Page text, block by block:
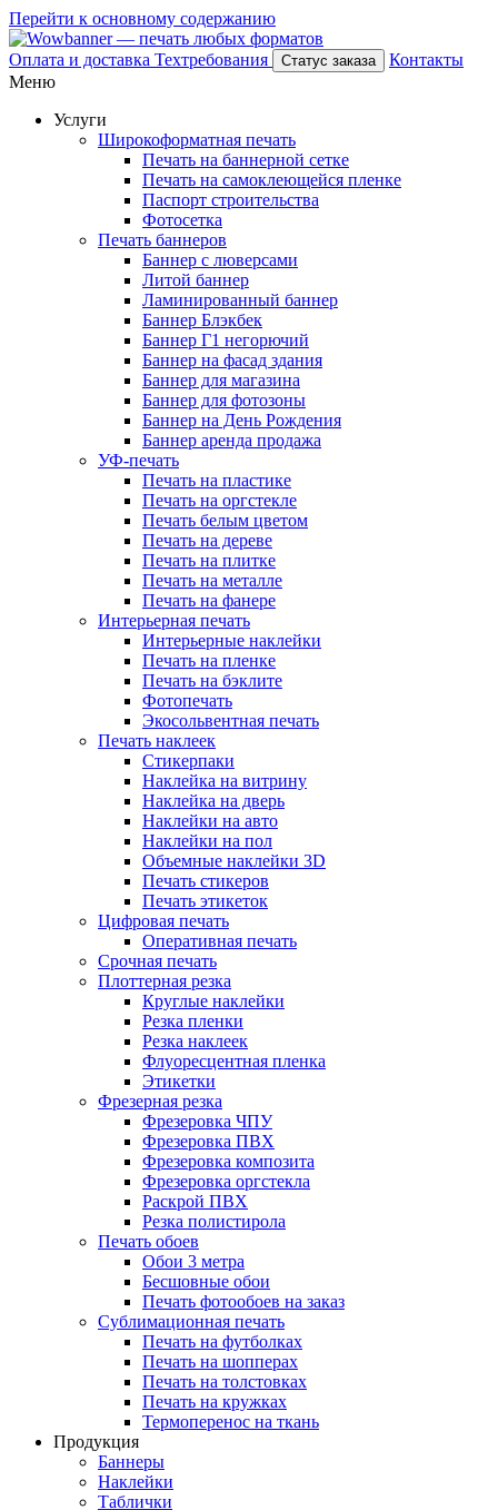
Перейти к основному содержанию
Оплата и доставка Техтребования Статус заказа
Контакты
Меню
Услуги
Широкоформатная печать
Печать на баннерной сетке
Печать на самоклеющейся пленке
Паспорт строительства
Фотосетка
Печать баннеров
Баннер с люверсами
Литой баннер
Ламинированный баннер
Баннер Блэкбек
Баннер Г1 негорючий
Баннер на фасад здания
Баннер для магазина
Баннер для фотозоны
Баннер на День Рождения
Баннер аренда продажа
УФ-печать
Печать на пластике
Печать на оргстекле
Печать белым цветом
Печать на дереве
Печать на плитке
Печать на металле
Печать на фанере
Интерьерная печать
Интерьерные наклейки
Печать на пленке
Печать на бэклите
Фотопечать
Экосольвентная печать
Печать наклеек
Стикерпаки
Наклейка на витрину
Наклейка на дверь
Наклейки на авто
Наклейки на пол
Объемные наклейки 3D
Печать стикеров
Печать этикеток
Цифровая печать
Оперативная печать
Срочная печать
Плоттерная резка
Круглые наклейки
Резка пленки
Резка наклеек
Флуоресцентная пленка
Этикетки
Фрезерная резка
Фрезеровка ЧПУ
Фрезеровка ПВХ
Фрезеровка композита
Фрезеровка оргстекла
Раскрой ПВХ
Резка полистирола
Печать обоев
Обои 3 метра
Бесшовные обои
Печать фотообоев на заказ
Сублимационная печать
Печать на футболках
Печать на шопперах
Печать на толстовках
Печать на кружках
Термоперенос на ткань
Продукция
Баннеры
Наклейки
Таблички